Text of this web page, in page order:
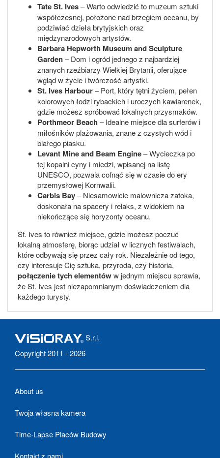
Tate St. Ives– Warto odwiedzić to muzeum sztuki
współczesnej, położone nad brzegiem oceanu, by
podziwiać dzieła brytyjskich oraz
międzynarodowych artystów.
Barbara Hepworth Museum and Sculpture
Garden– Dom i ogród jednego z najbardziej
znanych rzeźbiarzy Wielkiej Brytanii, oferujące
wgląd w życie i twórczość artystki.
St. Ives Harbour– Port, który tętni życiem, pełen
kolorowych łodzi rybackich i uroczych kawiarenek,
gdzie możesz spróbować lokalnych przysmaków.
Porthmeor Beach – Idealne miejsce dla surferów i
miłośników plażowania, znane z czystych wód i
białego piasku.
Levant Mine and Beam Engine– Wycieczka po
tej kopalni cyny i miedzi, wpisanej na listę
UNESCO, pozwala cofnąć się w czasie do ery
przemysłowej Kornwalii.
Carbis Bay– Niesamowicie malownicza zatoka,
doskonała na spacery i relaks, z widokiem na
niekończące się horyzonty oceanu.
St. Ives to również miejsce, gdzie możesz poczuć
lokalną atmosferę, biorąc udział w licznych festiwalach,
które odbywają się przez cały rok. Niezależnie od tego,
czy interesuje Cię sztuka, przyroda, czy historia,
połączenie tych elementóww jednym miejscu sprawia,
że St. Ives jest niezapomnianym doświadczeniem dla
każdego turysty.
S.r.l.
Copyright 2011 - 2026
About us
Twoja własna kamera
Time-Lapse Placów Budowy
Kontakt z nami